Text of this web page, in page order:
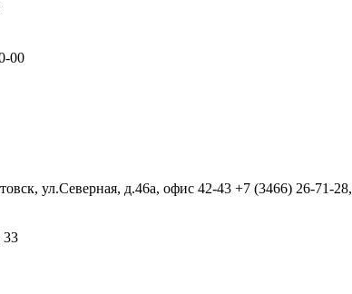
00
ул.Северная, д.46а, офис 42-43 +7 (3466) 26-71-
33